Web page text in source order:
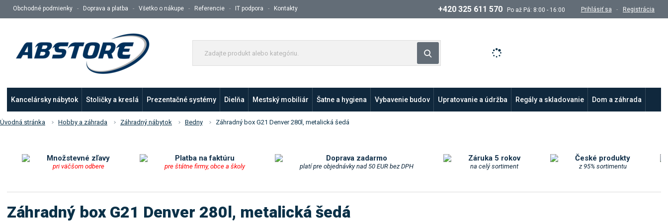
Obchodné podmienky Doprava a platba Všetko o nákupe Referencie IT podpora Kontakty +420 325 611 570 Po až Pá: 8:00 - 16:00 Prihlásiť sa Registrácia
d
j
t
e
p
u
l
e
Kancelársky nábytok Stoličky a kreslá Prezentačné systémy Dielňa Mestský mobiliár Šatne a hygiena Vybavenie budov Upratovanie a údržba Regály a skladovanie Dom a záhrada
Úvodná stránka Hobby a záhrada Záhradný nábytok Bedny Záhradný box G21 Denver 280l, metalická šedá
Množstevné zľavy
pri väčšom odbere
Platba na faktúru
pre štátne firmy, obce a školy
Doprava zadarmo
platí pre objednávky nad 50 EUR bez DPH
Záruka 5 rokov
na celý sortiment
České produkty
z 95% sortimentu
Záhradný box G21 Denver 280l, metalická šedá